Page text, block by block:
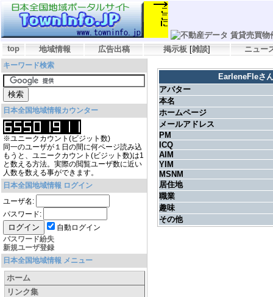
top 地域情報 広告出稿 掲示板 [雑談] ニュー
キーワード検索
日本全国地域情報カウンター
※ユニークカウント(ビジット数)
同一のユーザが１日の間に何ページ読み込
もうと、ユニークカウント(ビジット数)は1
と数える方法。実際の閲覧ユーザ数に近い
人数を数える事ができます。
日本全国地域情報 ログイン
ユーザ名:
パスワード:
自動ログイン
パスワード紛失
新規ユーザ登録
日本全国地域情報 メニュー
ホーム
リンク集
EarleneFleさ
アバター
本名
ホームページ
メールアドレス
PM
ICQ
AIM
YIM
MSNM
居住地
職業
趣味
その他